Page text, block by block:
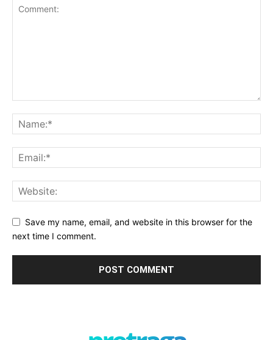
Save my name, email, and website in this browser for the
next time I comment.